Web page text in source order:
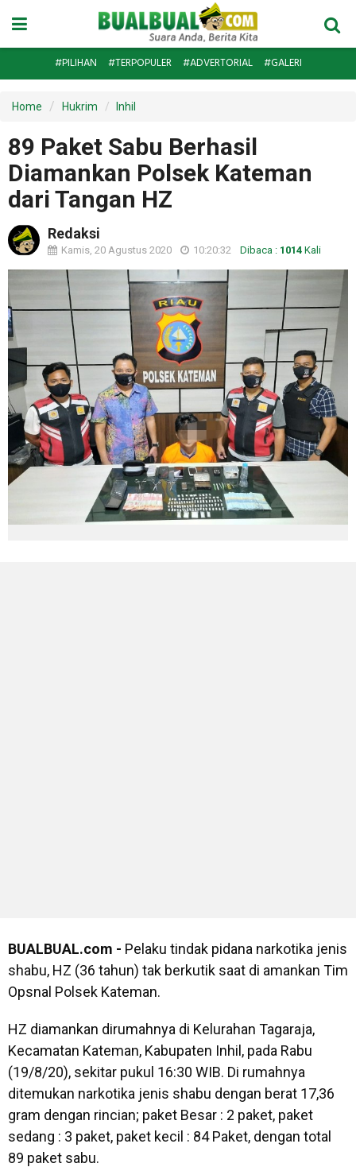
#PILIHAN #TERPOPULER #ADVERTORIAL #GALERI
Home Hukrim Inhil
89 Paket Sabu Berhasil
Diamankan Polsek Kateman
dari Tangan HZ
Redaksi
Kamis, 20 Agustus 2020 10:20:32 Dibaca : 1014 Kali
BUALBUAL.com - Pelaku tindak pidana narkotika jenis
shabu, HZ (36 tahun) tak berkutik saat di amankan Tim
Opsnal Polsek Kateman.
HZ diamankan dirumahnya di Kelurahan Tagaraja,
Kecamatan Kateman, Kabupaten Inhil, pada Rabu
(19/8/20), sekitar pukul 16:30 WIB. Di rumahnya
ditemukan narkotika jenis shabu dengan berat 17,36
gram dengan rincian; paket Besar : 2 paket, paket
sedang : 3 paket, paket kecil : 84 Paket, dengan total
89 paket sabu.